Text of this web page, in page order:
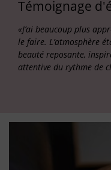
Témoignage
«J’ai beaucoup plus
le faire. L’atmosphère
beauté reposante,
attentive du rythme de